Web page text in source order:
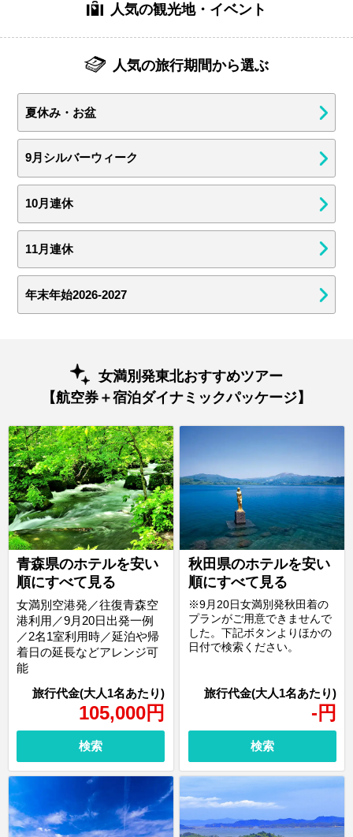
人気の観光地・イベント
人気の旅行期間から選ぶ
夏休み・お盆
9月シルバーウィーク
10月連休
11月連休
年末年始2026-2027
女満別発東北おすすめツアー
【航空券＋宿泊ダイナミックパッケージ】
青森県のホテルを安い
順にすべて見る
105,000円
女満別空港発／往復青森空
港利用／9月20日出発一例
／2名1室利用時／延泊や帰
着日の延長などアレンジ可
能
検索
秋田県のホテルを安い
順にすべて見る
- 円
※9月20日女満別発秋田着の
プランがご用意できませんで
した。下記ボタンよりほかの
日付で検索ください。
検索